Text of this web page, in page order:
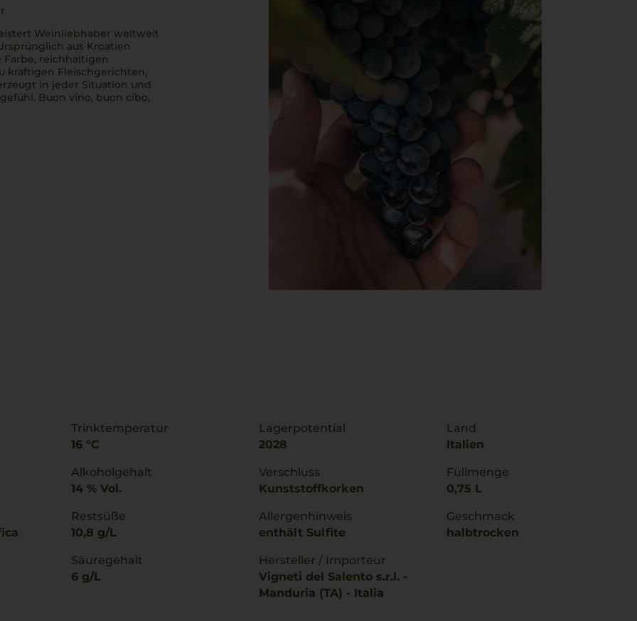
Weinliebhaber weltweit
aus Kroatien
reichhaltigen
kräftigen Fleischgerichten,
in jeder Situation und
Buon vino, buon cibo,
Trinktemperatur
16 °C
Alkoholgehalt
14 % Vol.
Restsüße
10,8 g/L
Säuregehalt
6 g/L
Lagerpotential
2028
Verschluss
Kunststoffkorken
Allergenhinweis
enthält Sulfite
Hersteller / Importeur
Vigneti del Salento s.r.l. -
Manduria (TA) - Italia
Land
Italien
Füllmenge
0,75 L
Geschmack
halbtrocken